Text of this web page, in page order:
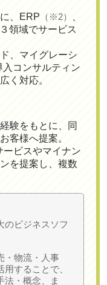
、ERP （※2）
領域でサービス
、マイグレーシ
コンサルティン
く対応。
験をもとに、同
客様へ提案。
ビスやマイナン
を提案し、複数
のビジネスソフ
・物流・人事
することで、
法・概念、ま